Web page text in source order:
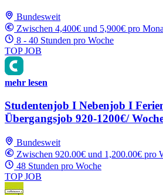
Bundesweit
Zwischen 4,400€ und 5,900€ pro
8 - 40 Stunden pro Woche
TOP JOB
mehr lesen
Studentenjob I Nebenjob I
Übergangsjob 920-1200€/
Bundesweit
Zwischen 920.00€ und 1,200.00€ pro
48 Stunden pro Woche
TOP JOB